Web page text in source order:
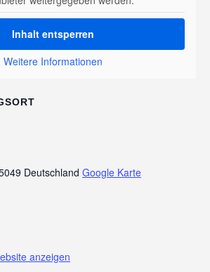
Deutschland Google Karte
anzeigen
Inhalt entsperren
Weitere Informationen